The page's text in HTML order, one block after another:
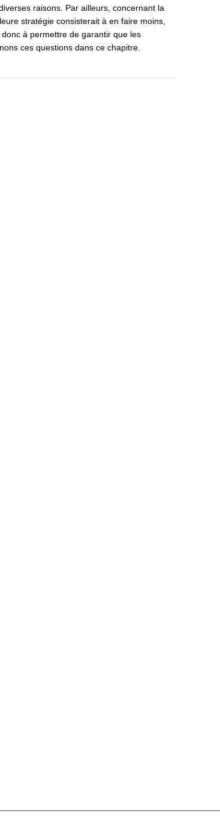
raisons. Par ailleurs, concernant la
stratégie consisterait à en faire moins,
à permettre de garantir que les
ces questions dans ce chapitre.